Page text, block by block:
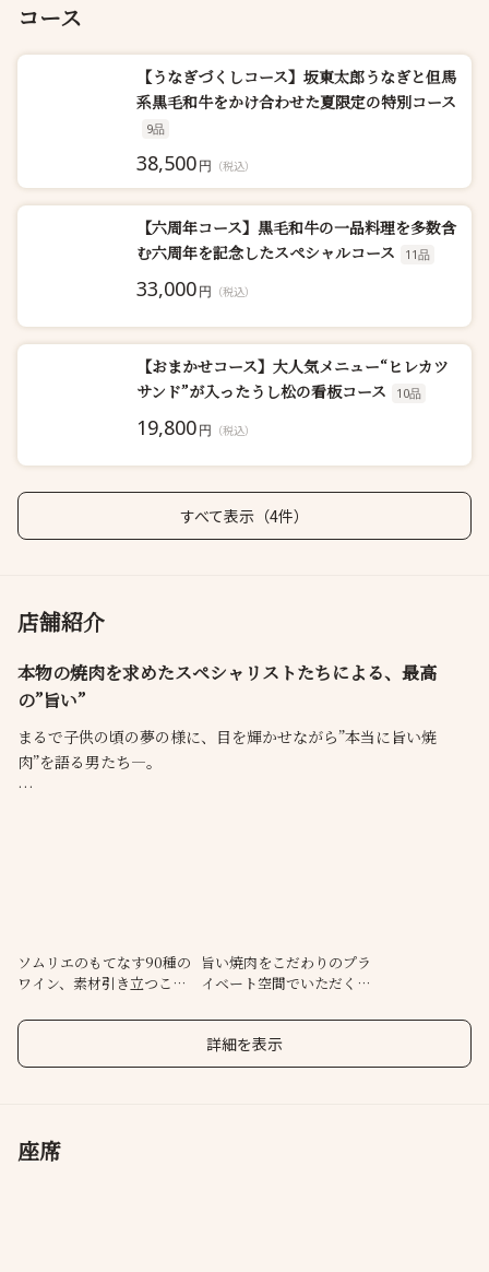
コース
【うなぎづくしコース】坂東太郎うなぎと但馬
系黒毛和牛をかけ合わせた夏限定の特別コース
9品
38,500円 （税込）
【六周年コース】黒毛和牛の一品料理を多数含
む六周年を記念したスペシャルコース
11品
33,000円 （税込）
【おまかせコース】大人気メニュー“ヒレカツ
サンド”が入ったうし松の看板コース
10品
19,800円 （税込）
すべて表示（4件）
店舗紹介
本物の焼肉を求めたスペシャリストたちによる、最高
の”旨い”
まるで子供の頃の夢の様に、目を輝かせながら”本当に旨い焼
肉”を語る男たち―。
当店がご用意するのは、
本物を知る「肉のスペシャリスト」が納得した最高に美味しいお
ソムリエのもてなす90種の
ワイン、素材引き立つこだ
旨い焼肉をこだわりのプラ
イベート空間でいただく、
詳細を表示
座席